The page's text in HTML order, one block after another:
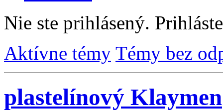
Nie ste prihlásený.
Aktívne témy Témy bez
plastelínový Klaymen